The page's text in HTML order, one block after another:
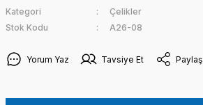
Kategori
Çelikler
Stok Kodu
A26-08
Yorum Yaz Tavsiye Et Paylaş